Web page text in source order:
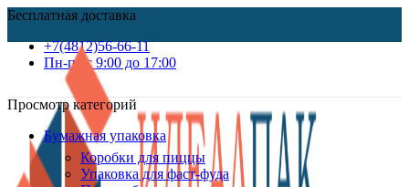
Бесплатная доставка
+7(4812)56-66-11
Пн-пт c 9:00 до 17:00
Просмотр категорий
Бумажная упаковка
Коробки для пиццы
Упаковка для фаст-фуда